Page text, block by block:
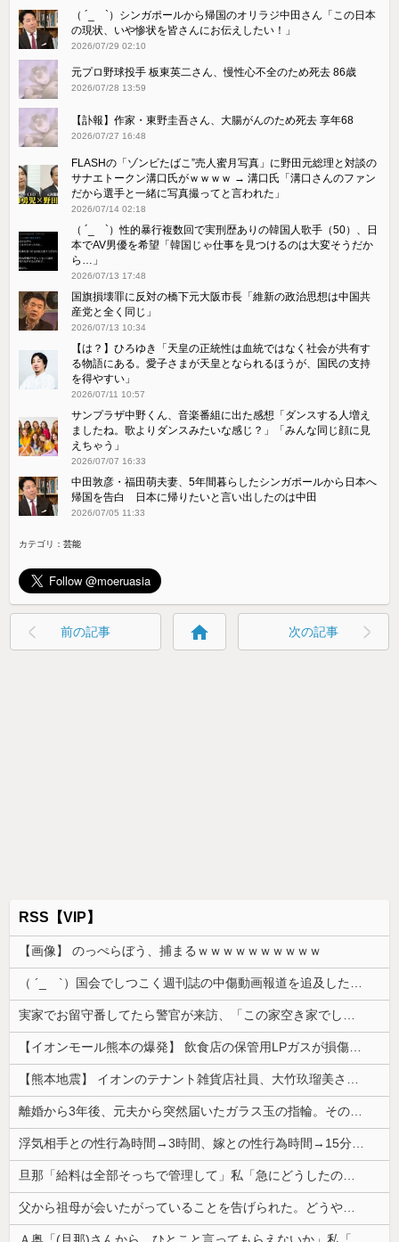
（ ´_ゝ`）シンガポールから帰国のオリラジ中田さん「この日本
の現状、いや惨状を皆さんにお伝えしたい！」
2026/07/29 02:10
元プロ野球投手 板東英二さん、慢性心不全のため死去 86歳
2026/07/28 13:59
【訃報】作家・東野圭吾さん、大腸がんのため死去 享年68
2026/07/27 16:48
FLASHの「ゾンビたばこ”売人蜜月写真」に野田元総理と対談の
サナエトークン溝口氏がｗｗｗｗ → 溝口氏「溝口さんのファン
だから選手と一緒に写真撮ってと言われた」
2026/07/14 02:18
（ ´_ゝ`）性的暴行複数回で実刑歴ありの韓国人歌手（50）、日
本でAV男優を希望「韓国じゃ仕事を見つけるのは大変そうだか
ら…」
2026/07/13 17:48
国旗損壊罪に反対の橋下元大阪市長「維新の政治思想は中国共
産党と全く同じ」
2026/07/13 10:34
【は？】ひろゆき「天皇の正統性は血統ではなく社会が共有す
る物語にある。愛子さまが天皇となられるほうが、国民の支持
を得やすい」
2026/07/11 10:57
サンプラザ中野くん、音楽番組に出た感想「ダンスする人増え
ましたね。歌よりダンスみたいな感じ？」「みんな同じ顔に見
えちゃう」
2026/07/07 16:33
中田敦彦・福田萌夫妻、5年間暮らしたシンガポールから日本へ
帰国を告白 日本に帰りたいと言い出したのは中田
2026/07/05 11:33
カテゴリ：芸能
前の記事 home 次の記事
RSS【VIP】
【画像】 のっぺらぼう、捕まるｗｗｗｗｗｗｗｗｗｗ